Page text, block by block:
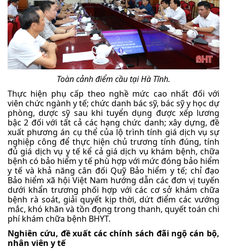
Toàn cảnh điểm cầu tại Hà Tĩnh.
Thực hiện phụ cấp theo nghề mức cao nhất đối với
viên chức ngành y tế; chức danh bác sỹ, bác sỹ y học dự
phòng, dược sỹ sau khi tuyển dụng được xếp lương
bậc 2 đối với tất cả các hạng chức danh; xây dựng, đề
xuất phương án cụ thể của lộ trình tính giá dịch vụ sự
nghiệp công để thực hiện chủ trương tính đúng, tính
đủ giá dịch vụ y tế kể cả giá dịch vụ khám bệnh, chữa
bệnh có bảo hiểm y tế phù hợp với mức đóng bảo hiểm
y tế và khả năng cân đối Quỹ Bảo hiểm y tế; chỉ đạo
Bảo hiểm xã hội Việt Nam hướng dẫn các đơn vị tuyến
dưới khẩn trương phối hợp với các cơ sở khám chữa
bệnh rà soát, giải quyết kịp thời, dứt điểm các vướng
mắc, khó khăn và tồn đọng trong thanh, quyết toán chi
phí khám chữa bệnh BHYT.
Nghiên cứu, đề xuất các chính sách đãi ngộ cán bộ,
nhân viên y tế